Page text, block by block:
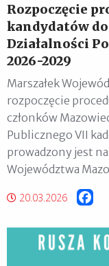
Rozpoczęcie
kandydatów
Działalności
2026-2029
Marszałek
rozpoczęcie
członków
Publicznego VII
prowadzony jest
Województwa
20.03.2026